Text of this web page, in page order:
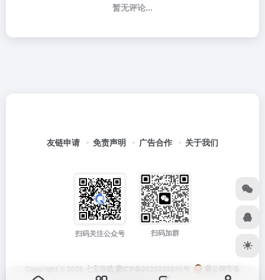
暂无评论...
友链申请 免责声明 广告合作 关于我们
扫码关注公众号 扫码加群
Copyright © 2026 七安导航 蒙ICP备2025033835号
蒙公网安备